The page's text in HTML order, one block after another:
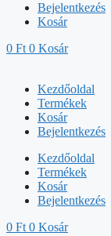
Bejelentkezés
Kosár
0 Ft 0 Kosár
Kezdőoldal
Termékek
Kosár
Bejelentkezés
Kezdőoldal
Termékek
Kosár
Bejelentkezés
0 Ft 0 Kosár